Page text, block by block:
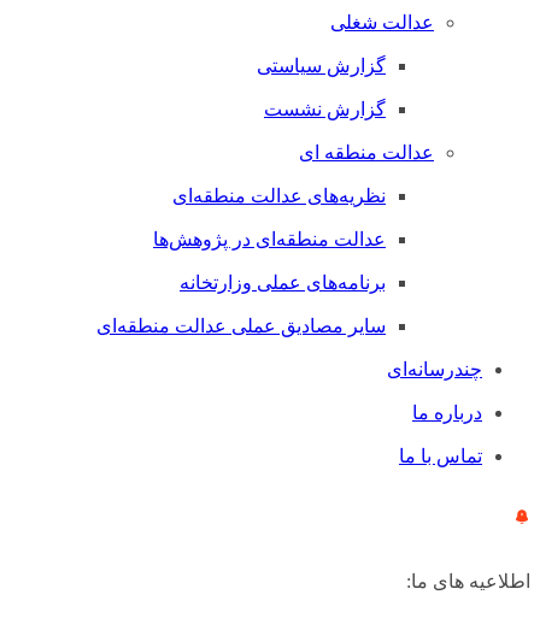
عدالت شغلی
گزارش سیاستی
گزارش نشست
عدالت منطقه ای
نظریه‌های عدالت منطقه‌ای
عدالت منطقه‌ای در پژوهش‌ها
برنامه‌های عملی وزارتخانه
سایر مصادیق عملی عدالت منطقه‌ای
چندرسانه‌ای
درباره ما
تماس با ما
اطلاعیه های ما: